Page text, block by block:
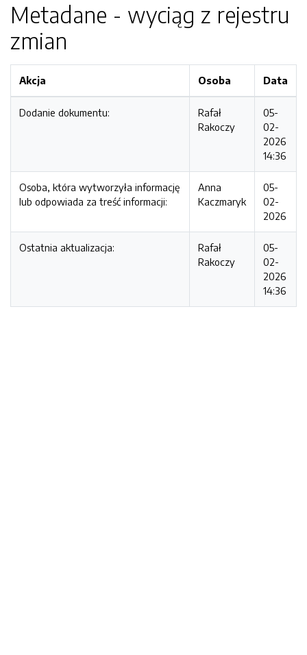
Metadane - wyciąg z rejestru
zmian
Akcja Osoba Data
Dodanie dokumentu:
Rafał
Rakoczy
05-
02-
2026
14:36
Osoba, która wytworzyła informację
lub odpowiada za treść informacji:
Anna
Kaczmaryk
05-
02-
2026
Ostatnia aktualizacja:
Rafał
Rakoczy
05-
02-
2026
14:36